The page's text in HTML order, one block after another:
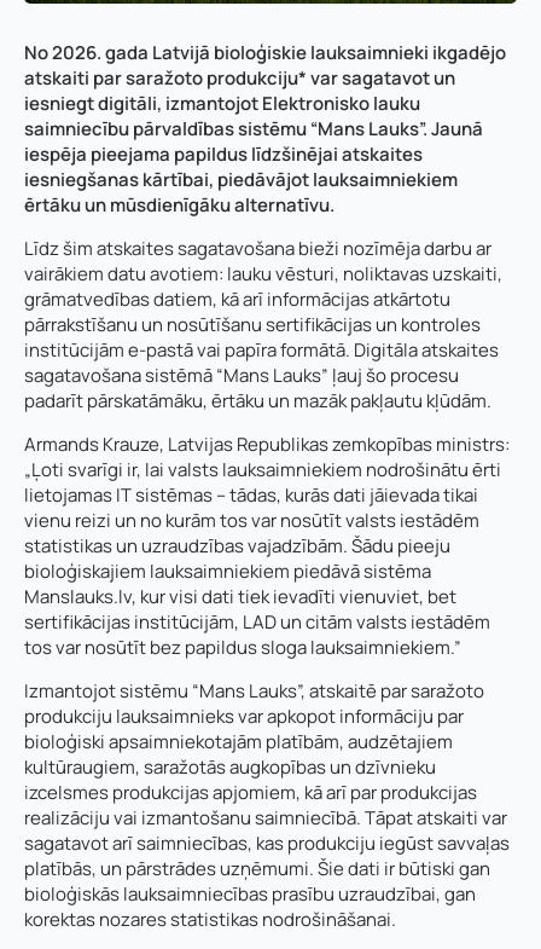
No 2026. gada Latvijā bioloģiskie lauksaimnieki ikgadējo
atskaiti par saražoto produkciju* var sagatavot un
iesniegt digitāli, izmantojot Elektronisko lauku
saimniecību pārvaldības sistēmu “Mans Lauks”. Jaunā
iespēja pieejama papildus līdzšinējai atskaites
iesniegšanas kārtībai, piedāvājot lauksaimniekiem
ērtāku un mūsdienīgāku alternatīvu.
Līdz šim atskaites sagatavošana bieži nozīmēja darbu ar
vairākiem datu avotiem: lauku vēsturi, noliktavas uzskaiti,
grāmatvedības datiem, kā arī informācijas atkārtotu
pārrakstīšanu un nosūtīšanu sertifikācijas un kontroles
institūcijām e-pastā vai papīra formātā. Digitāla atskaites
sagatavošana sistēmā “Mans Lauks” ļauj šo procesu
padarīt pārskatāmāku, ērtāku un mazāk pakļautu kļūdām.
Armands Krauze, Latvijas Republikas zemkopības ministrs:
„Ļoti svarīgi ir, lai valsts lauksaimniekiem nodrošinātu ērti
lietojamas IT sistēmas – tādas, kurās dati jāievada tikai
vienu reizi un no kurām tos var nosūtīt valsts iestādēm
statistikas un uzraudzības vajadzībām. Šādu pieeju
bioloģiskajiem lauksaimniekiem piedāvā sistēma
Manslauks.lv, kur visi dati tiek ievadīti vienuviet, bet
sertifikācijas institūcijām, LAD un citām valsts iestādēm
tos var nosūtīt bez papildus sloga lauksaimniekiem.”
Izmantojot sistēmu “Mans Lauks”, atskaitē par saražoto
produkciju lauksaimnieks var apkopot informāciju par
bioloģiski apsaimniekotajām platībām, audzētajiem
kultūraugiem, saražotās augkopības un dzīvnieku
izcelsmes produkcijas apjomiem, kā arī par produkcijas
realizāciju vai izmantošanu saimniecībā. Tāpat atskaiti var
sagatavot arī saimniecības, kas produkciju iegūst savvaļas
platībās, un pārstrādes uzņēmumi. Šie dati ir būtiski gan
bioloģiskās lauksaimniecības prasību uzraudzībai, gan
korektas nozares statistikas nodrošināšanai.